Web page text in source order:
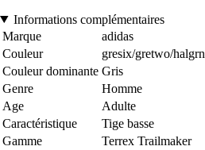
Informations complémentaires
Marque
adidas
Couleur
gresix/gretwo/halgrn
Couleur dominante Gris
Genre
Homme
Age
Adulte
Caractéristique
Tige basse
Gamme
Terrex Trailmaker